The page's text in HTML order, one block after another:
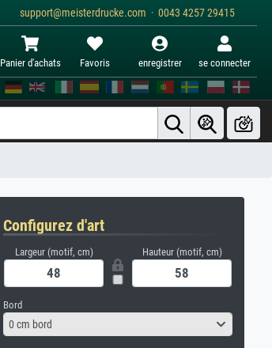
support@meisterdrucke.com · 0043 4257 29415
Panier d'achats Favoris enregistrer se connecter
Configurez d'art
Largeur (motif, cm) Hauteur (motif, cm)
Bord
0 cm bord